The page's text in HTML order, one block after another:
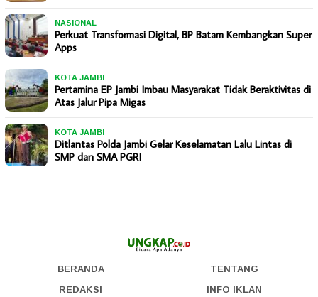
NASIONAL
Perkuat Transformasi Digital, BP Batam Kembangkan Super
Apps
KOTA JAMBI
Pertamina EP Jambi Imbau Masyarakat Tidak Beraktivitas di
Atas Jalur Pipa Migas
KOTA JAMBI
Ditlantas Polda Jambi Gelar Keselamatan Lalu Lintas di
SMP dan SMA PGRI
BERANDA
TENTANG
REDAKSI
INFO IKLAN